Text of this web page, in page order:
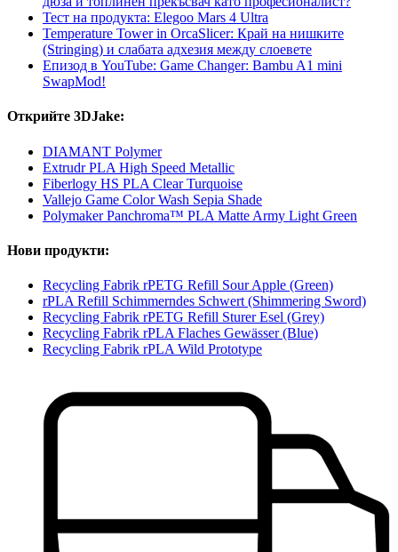
Тест на продукта: Elegoo Mars 4 Ultra
Temperature Tower in OrcaSlicer: Край на нишките
(Stringing) и слабата адхезия между слоевете
Епизод в YouTube: Game Changer: Bambu A1 mini
SwapMod!
Открийте 3DJake:
DIAMANT Polymer
Extrudr PLA High Speed Metallic
Fiberlogy HS PLA Clear Turquoise
Vallejo Game Color Wash Sepia Shade
Polymaker Panchroma™ PLA Matte Army Light Green
Нови продукти:
Recycling Fabrik rPETG Refill Sour Apple (Green)
rPLA Refill Schimmerndes Schwert (Shimmering Sword)
Recycling Fabrik rPETG Refill Sturer Esel (Grey)
Recycling Fabrik rPLA Flaches Gewässer (Blue)
Recycling Fabrik rPLA Wild Prototype